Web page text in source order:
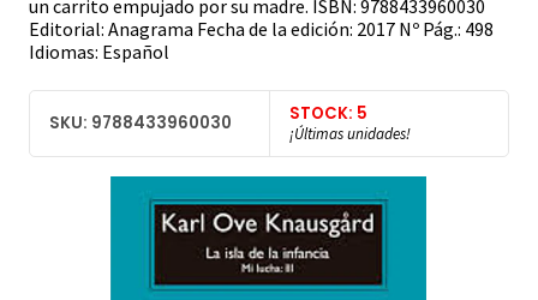
un carrito empujado por su madre. ISBN: 9788433960030
Editorial: Anagrama Fecha de la edición: 2017 Nº Pág.: 498
Idiomas: Español
SKU: 9788433960030 STOCK: 5
¡Últimas unidades!